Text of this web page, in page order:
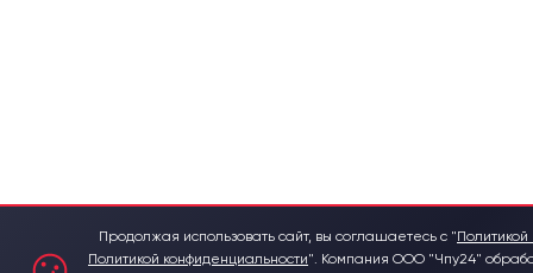
Продолжая использовать сайт, вы соглашаетесь с "
Политикой конфиденциальности". Компания ООО "Чпу24"